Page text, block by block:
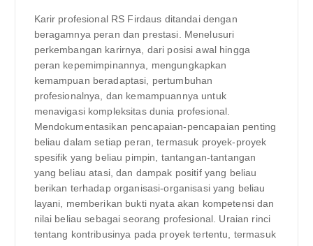
Karir profesional RS Firdaus ditandai dengan
beragamnya peran dan prestasi. Menelusuri
perkembangan karirnya, dari posisi awal hingga
peran kepemimpinannya, mengungkapkan
kemampuan beradaptasi, pertumbuhan
profesionalnya, dan kemampuannya untuk
menavigasi kompleksitas dunia profesional.
Mendokumentasikan pencapaian-pencapaian penting
beliau dalam setiap peran, termasuk proyek-proyek
spesifik yang beliau pimpin, tantangan-tantangan
yang beliau atasi, dan dampak positif yang beliau
berikan terhadap organisasi-organisasi yang beliau
layani, memberikan bukti nyata akan kompetensi dan
nilai beliau sebagai seorang profesional. Uraian rinci
tentang kontribusinya pada proyek tertentu, termasuk